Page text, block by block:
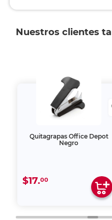
Nuestros clientes
Quitagrapas Office Depot
Negro
$17.00